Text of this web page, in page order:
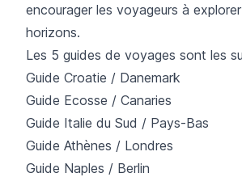
encourager les voyageurs à
horizons.
Les 5 guides de voyages sont les
Guide Croatie / Danemark
Guide Ecosse / Canaries
Guide Italie du Sud / Pays-Bas
Guide Athènes / Londres
Guide Naples / Berlin